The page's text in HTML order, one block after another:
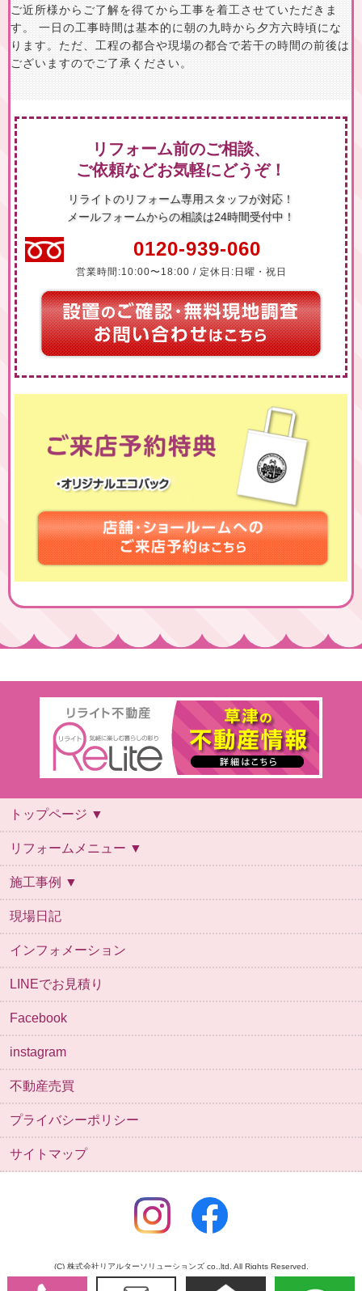
ご近所様からご了解を得てから工事を着工させていただきま
す。 一日の工事時間は基本的に朝の九時から夕方六時頃にな
ります。ただ、工程の都合や現場の都合で若干の時間の前後は
ございますのでご了承ください。
リフォーム前のご相談、
ご依頼などお気軽にどうぞ！
リライトのリフォーム専用スタッフが対応！
メールフォームからの相談は24時間受付中！
0120-939-060
営業時間:10:00〜18:00 / 定休日:日曜・祝日
トップページ ▼
トップページ
会社概要
スタッフ紹介
ご利用案内
よくあるご質問
リフォームの流れ
保証について
お問い合わせ
ご来店予約
リフォームメニュー ▼
リフォームメニュー
キッチン
お風呂
トイレ
洗面台
施工事例 ▼
施工事例
お風呂
キッチン
デザインリフォーム
トイレ
リビング・内装
全面改装
外壁
外構
洗面
給湯器
自然素材
その他
現場日記
インフォメーション
LINEでお見積り
Facebook
instagram
不動産売買
プライバシーポリシー
サイトマップ
(C) 株式会社リアルターソリューションズ co.,ltd. All Rights Reserved.